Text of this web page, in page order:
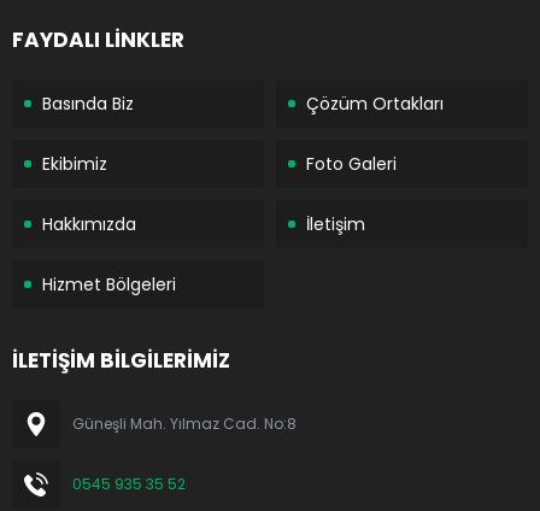
FAYDALI LİNKLER
Basında Biz Çözüm Ortakları
Ekibimiz Foto Galeri
Hakkımızda İletişim
Hizmet Bölgeleri
İLETİŞİM BİLGİLERİMİZ
Güneşli Mah. Yılmaz Cad. No:8
0545 935 35 52